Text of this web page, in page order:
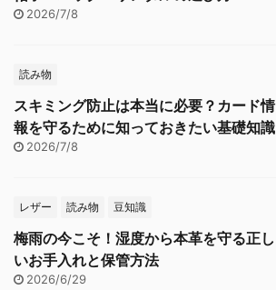
2026/7/8
読み物
スキミング防止は本当に必要？カード情
報を守るために知っておきたい基礎知識
2026/7/8
レザー 読み物 豆知識
梅雨の今こそ！湿度から本革を守る正し
いお手入れと保管方法
2026/6/29